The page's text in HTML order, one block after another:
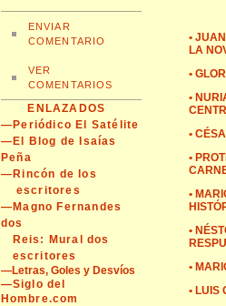
ENVIAR
COMENTARIO
VER
COMENTARIOS
ENLAZADOS
—Periódico El Satélite
—El Blog de Isaías
Peña
—Rincón de los
escritores
—Magno Fernandes
dos
Reis: Mural dos
escritores
—Letras, Goles y Desvíos
—Siglo del
Hombre.com
•
LA
•
•
•
•
•
•
•
• LUIS